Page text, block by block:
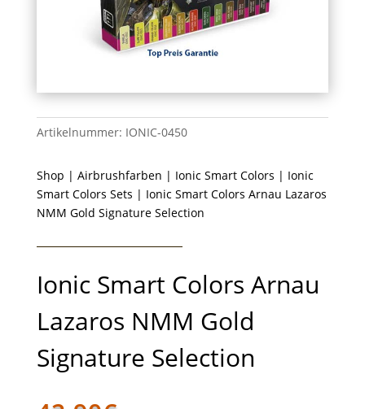
Artikelnummer: IONIC-0450
Shop | Airbrushfarben | Ionic Smart Colors | Ionic
Smart Colors Sets | Ionic Smart Colors Arnau Lazaros
NMM Gold Signature Selection
Ionic Smart Colors Arnau
Lazaros NMM Gold
Signature Selection